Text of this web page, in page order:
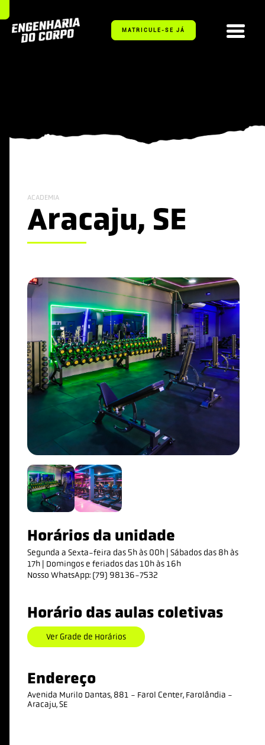
MATRICULE-SE JÁ
ACADEMIA
Aracaju, SE
Horários da unidade
Segunda a Sexta-feira das 5h às 00h | Sábados das 8h às
17h | Domingos e feriados das 10h às 16h
Nosso WhatsApp: (79) 98136-7532
Horário das aulas coletivas
Ver Grade de Horários
Endereço
Avenida Murilo Dantas, 881 - Farol Center, Farolândia -
Aracaju, SE